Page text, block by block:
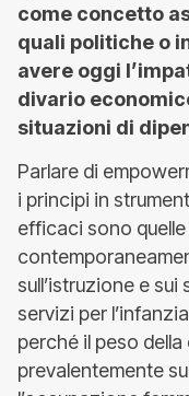
come concetto
quali politiche o
avere oggi
divario
situazioni di
Parlare di
i principi in
efficaci sono
sull’istruzione e
servizi per
perché il peso
prevalentemente